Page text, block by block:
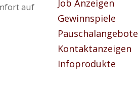
auf
Job Anzeigen
Gewinnspiele
Pauschalangebote
Kontaktanzeigen
Infoprodukte